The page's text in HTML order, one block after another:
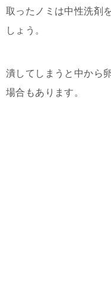
取ったノミは中性洗剤
しょう。
潰してしまうと中から
場合もあります。